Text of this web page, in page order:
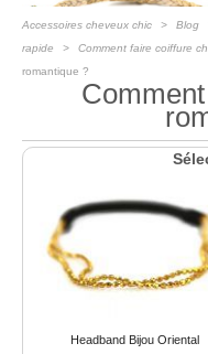
Accessoires cheveux chic Blog
rapide
Comment faire coiffure
romantique ?
Headband Bijou Oriental